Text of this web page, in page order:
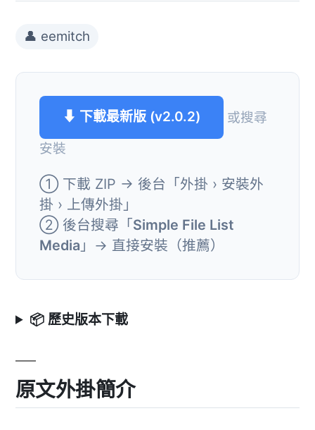
👤 eemitch
⬇ 下載最新版 (v2.0.2)
或搜尋
安裝
① 下載 ZIP → 後台「外掛 › 安裝外
掛 › 上傳外掛」
② 後台搜尋「Simple File List
Media 」→ 直接安裝（推薦）
📦 歷史版本下載
原文外掛簡介